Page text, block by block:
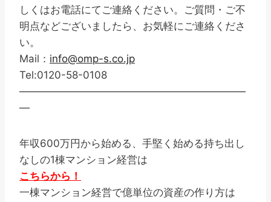
しくはお電話にてご連絡ください。ご質問・ご不
明点などございましたら、お気軽にご連絡くださ
い。
Mail： info@omp-s.co.jp
Tel:0120-58-0108
——————————————————————
—
年収600万円から始める、手堅く始める持ち出し
なしの1棟マンション経営は
こちらから！
一棟マンション経営で億単位の資産の作り方は